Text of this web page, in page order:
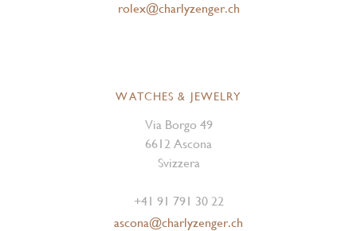
rolex@charlyzenger.ch
WATCHES & JEWELRY
Via Borgo 49
6612 Ascona
Svizzera
+41 91 791 30 22
ascona@charlyzenger.ch